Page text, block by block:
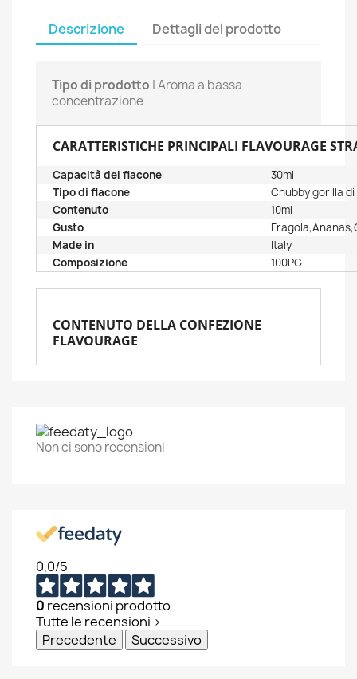
Descrizione Dettagli del prodotto
Tipo di prodotto | Aroma a bassa
concentrazione
CARATTERISTICHE PRINCIPALI FLAVOURAGE
Capacità del flacone
30ml
Tipo di flacone
Chubby gorilla
Contenuto
10ml
Gusto
Made in
Italy
Composizione
100PG
CONTENUTO DELLA CONFEZIONE
FLAVOURAGE
Non ci sono recensioni
0,0/5
0 recensioni prodotto
Tutte le recensioni >
Precedente
Successivo